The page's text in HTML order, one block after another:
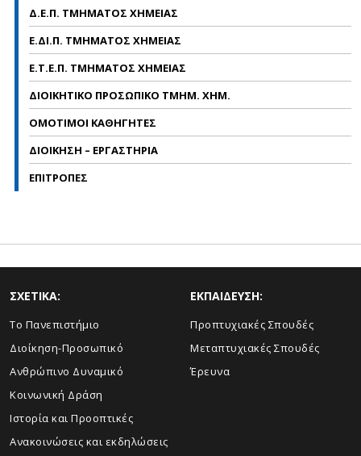
Δ.Ε.Π. ΤΜΗΜΑΤΟΣ ΧΗΜΕΙΑΣ
Ε.ΔΙ.Π. ΤΜΗΜΑΤΟΣ ΧΗΜΕΙΑΣ
Ε.Τ.Ε.Π. ΤΜΗΜΑΤΟΣ ΧΗΜΕΙΑΣ
ΔΙΟΙΚΗΤΙΚΟ ΠΡΟΣΩΠΙΚΟ ΤΜΗΜ. ΧΗΜ.
ΟΜΟΤΙΜΟΙ ΚΑΘΗΓΗΤΕΣ
ΔΙΟΙΚΗΣΗ – ΕΡΓΑΣΤΗΡΙΑ
ΕΠΙΤΡΟΠΕΣ
ΣΧΕΤΙΚΑ:
Το Πανεπιστήμιο
Διοίκηση-Προσωπικό
Ανθρώπινο Δυναμικό
Κοινωνική Δράση
Ιστορία και Προοπτικές
Ανακοινώσεις και εκδηλώσεις
ΕΚΠΑΙΔΕΥΣΗ:
Προπτυχιακές Σπουδές
Μεταπτυχιακές Σπουδές
Έρευνα